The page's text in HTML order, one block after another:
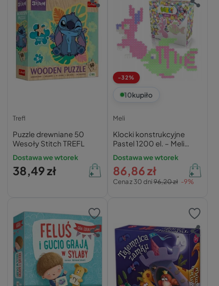
Trefl
Puzzle drewniane 50
Wesoły Stitch TREFL
Dostawa we wtorek
38,49 zł
-32%
10kupiło
Meli
Klocki konstrukcyjne
Pastel 1200 el. – Meli
Minis
Dostawa we wtorek
Cena z 30 dni96,20 zł -9%
86,86 zł